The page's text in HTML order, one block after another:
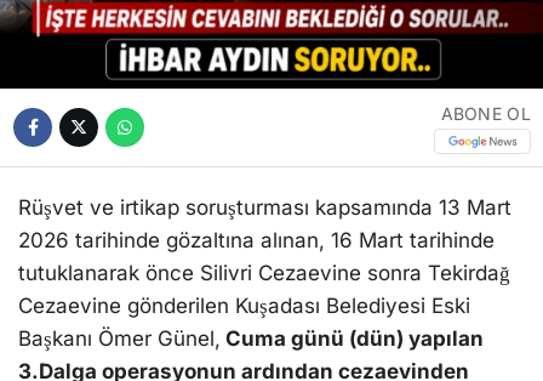
ABONE OL
Rüşvet ve irtikap soruşturması kapsamında 13 Mart
2026 tarihinde gözaltına alınan, 16 Mart tarihinde
tutuklanarak önce Silivri Cezaevine sonra Tekirdağ
Cezaevine gönderilen Kuşadası Belediyesi Eski
Başkanı Ömer Günel, Cuma günü (dün) yapılan
3.Dalga operasyonun ardından cezaevinden